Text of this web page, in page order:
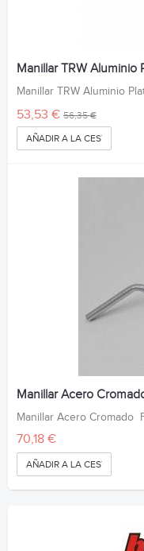
Manillar TRW Aluminio
Manillar TRW Aluminio
53,53 € 56,35 €
AÑADIR A LA CESTA
Manillar Acero
Manillar Acero Cromado
70,18 €
AÑADIR A LA CESTA